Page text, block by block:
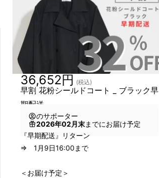
早割 花粉シールドコート _ ブラック早
期配送
36,652円 (税込)
のサポーター
2026年02月末までにお届け予定
『早期配送』リターン
⇒ 1月9日16:00まで
＜お届け予定＞